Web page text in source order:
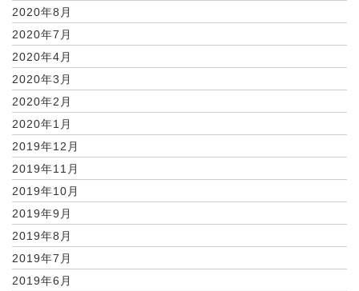
2020年8月
2020年7月
2020年4月
2020年3月
2020年2月
2020年1月
2019年12月
2019年11月
2019年10月
2019年9月
2019年8月
2019年7月
2019年6月